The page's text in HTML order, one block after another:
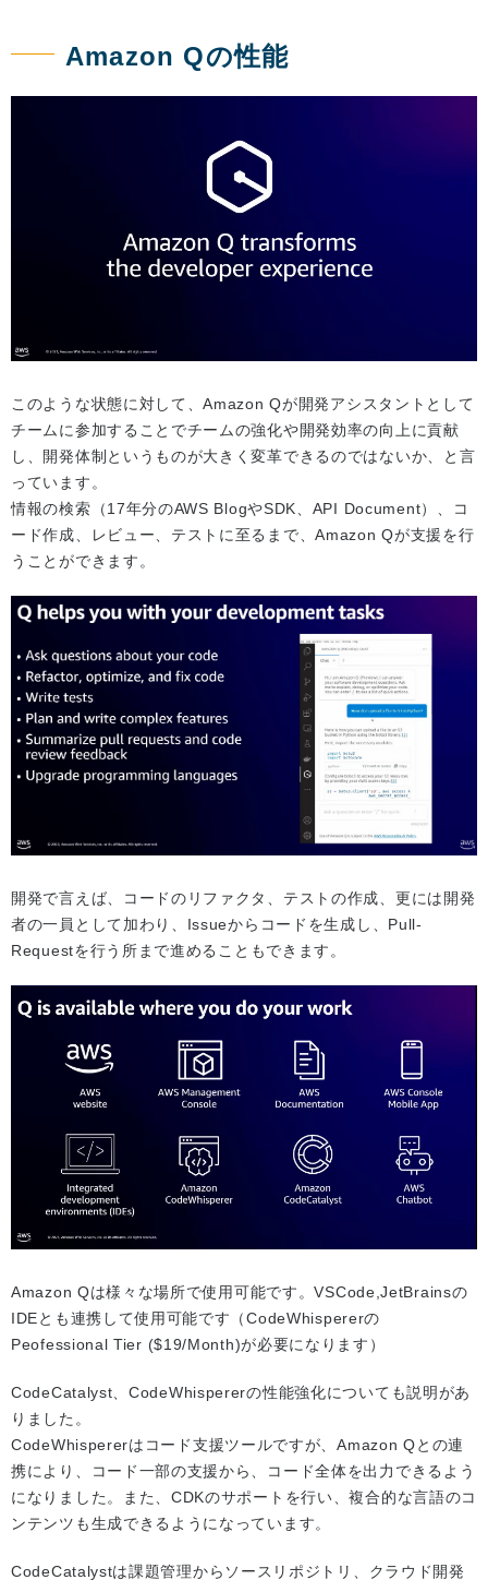
Amazon Qの性能
このような状態に対して、Amazon Qが開発アシスタントとして
チームに参加することでチームの強化や開発効率の向上に貢献
し、開発体制というものが大きく変革できるのではないか、と言
っています。
情報の検索（17年分のAWS BlogやSDK、API Document）、コ
ード作成、レビュー、テストに至るまで、Amazon Qが支援を行
うことができます。
開発で言えば、コードのリファクタ、テストの作成、更には開発
者の一員として加わり、Issueからコードを生成し、Pull-
Requestを行う所まで進めることもできます。
Amazon Qは様々な場所で使用可能です。VSCode,JetBrainsの
IDEとも連携して使用可能です（CodeWhispererの
Peofessional Tier ($19/Month)が必要になります）
CodeCatalyst、CodeWhispererの性能強化についても説明があ
りました。
CodeWhispererはコード支援ツールですが、Amazon Qとの連
携により、コード一部の支援から、コード全体を出力できるよう
になりました。また、CDKのサポートを行い、複合的な言語のコ
ンテンツも生成できるようになっています。
CodeCatalystは課題管理からソースリポジトリ、クラウド開発